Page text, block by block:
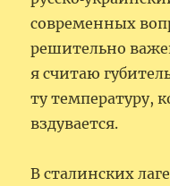
современных
решительно
я считаю
ту температуру,
вздувается.
В сталинских